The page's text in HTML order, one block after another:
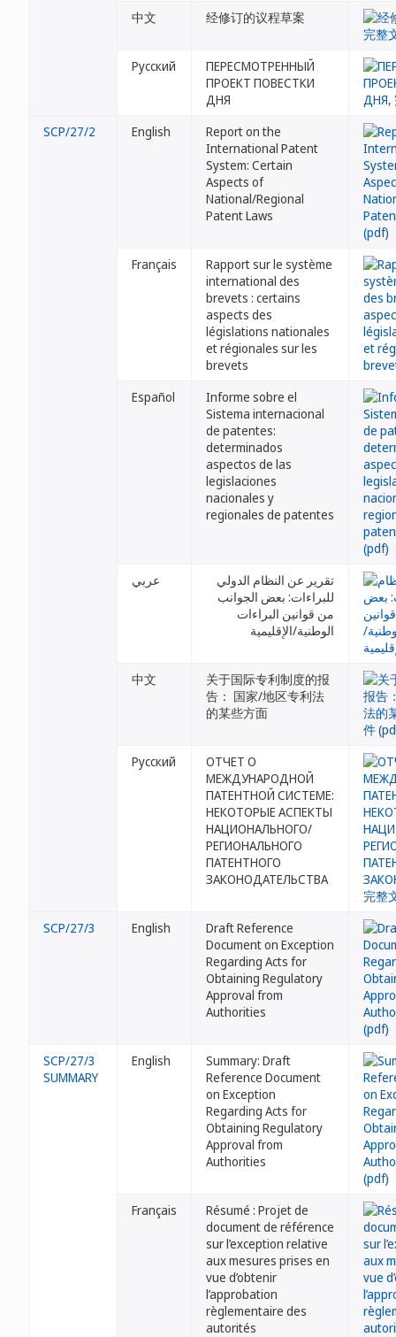
中文
经修订的议程草案
Русский
ПЕРЕСМОТРЕННЫЙ
ПРОЕКТ ПОВЕСТКИ
ДНЯ
SCP/27/2
English
Report on the
International Patent
System: Certain
Aspects of
National/Regional
Patent Laws
Français
Rapport sur le système
international des
brevets : certains
aspects des
législations nationales
et régionales sur les
brevets
Español
Informe sobre el
Sistema internacional
de patentes:
determinados
aspectos de las
legislaciones
nacionales y
regionales de patentes
عربي
تقرير عن النظام الدولي
للبراءات: بعض الجوانب
من قوانين البراءات
الوطنية/الإقليمية
中文
关于国际专利制度的报
告： 国家/地区专利法
的某些方面
Русский
ОТЧЕТ О
МЕЖДУНАРОДНОЙ
ПАТЕНТНОЙ СИСТЕМЕ:
НЕКОТОРЫЕ АСПЕКТЫ
НАЦИОНАЛЬНОГО/
РЕГИОНАЛЬНОГО
ПАТЕНТНОГО
ЗАКОНОДАТЕЛЬСТВА
SCP/27/3 English
Draft Reference
Document on Exception
Regarding Acts for
Obtaining Regulatory
Approval from
Authorities
SCP/27/3
SUMMARY
English
Summary: Draft
Reference Document
on Exception
Regarding Acts for
Obtaining Regulatory
Approval from
Authorities
Français
Résumé : Projet de
document de référence
sur l’exception relative
aux mesures prises en
vue d’obtenir
l’approbation
règlementaire des
autorités